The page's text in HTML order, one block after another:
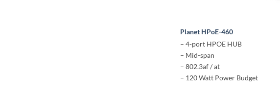
Planet HPoE-460
– 4-port HPOE HUB
– Mid-span
– 802.3af / at
– 120 Watt Power Budget